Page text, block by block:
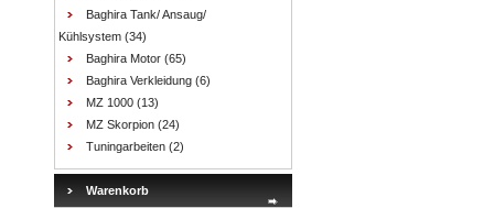
Baghira Tank/ Ansaug/
Kühlsystem (34)
Baghira Motor (65)
Baghira Verkleidung (6)
MZ 1000 (13)
MZ Skorpion (24)
Tuningarbeiten (2)
Warenkorb